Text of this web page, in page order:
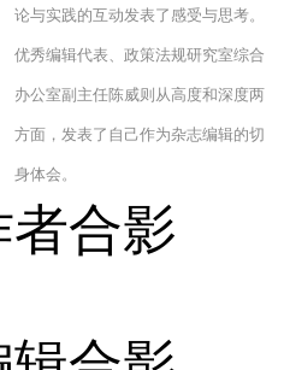
论与实践的互动发表了感受与思考。
优秀编辑代表、政策法规研究室综合
办公室副主任陈威则从高度和深度两
方面，发表了自己作为杂志编辑的切
身体会。
合影